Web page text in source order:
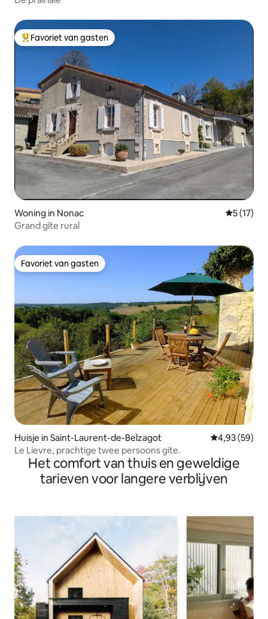
Topfavoriet van gasten
Favoriet van gasten
Woning in Nonac
5 (17)
Grand gîte rural
Favoriet van gasten
Favoriet van gasten
Huisje in Saint-Laurent-de-Belzagot Gemiddelde
4,93 (59)
Le Lievre, prachtige twee persoons gite.
Het comfort van thuis en geweldige
tarieven voor langere verblijven